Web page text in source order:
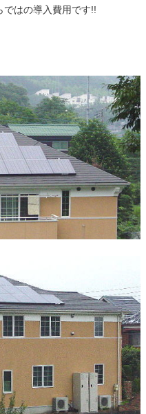
ではの導入費用です!!